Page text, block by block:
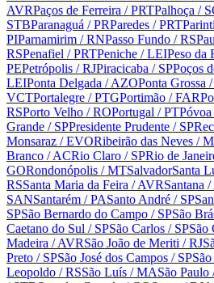
AVRPaços de Ferreira / PRTPalhoça /
STBParanaguá / PRParedes / PRT
PIParnamirim / RNPasso Fundo / RS
RSPenafiel / PRTPeniche / LEIPeso da
PEPetrópolis / RJPiracicaba / SPPoços
LEIPonta Delgada / AZOPonta Grossa
VCTPortalegre / PTGPortimão / FAR
RSPorto Velho / ROPortugal / PT
Grande / SPPresidente Prudente / SP
Monsaraz / EVORibeirão das Neves /
Branco / ACRio Claro / SPRio de
GORondonópolis / MTSalvadorSanta
RSSanta Maria da Feira / AVRSantana /
SANSantarém / PASanto André / SP
SPSão Bernardo do Campo / SPSão
Caetano do Sul / SPSão Carlos / SPSão
Madeira / AVRSão João de Meriti / RJ
Preto / SPSão José dos Campos / SP
Leopoldo / RSSão Luís / MASão Paulo